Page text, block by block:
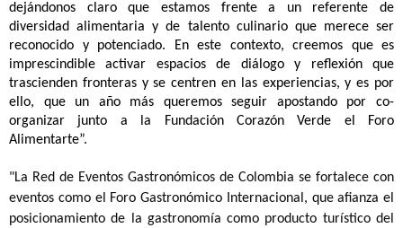
dejándonos claro que estamos frente a un referente de
diversidad alimentaria y de talento culinario que merece ser
reconocido y potenciado. En este contexto, creemos que es
imprescindible activar espacios de diálogo y reflexión que
trascienden fronteras y se centren en las experiencias, y es por
ello, que un año más queremos seguir apostando por co-
organizar junto a la Fundación Corazón Verde el Foro
Alimentarte”.
"La Red de Eventos Gastronómicos de Colombia se fortalece con
eventos como el Foro Gastronómico Internacional, que afianza el
posicionamiento de la gastronomía como producto turístico del